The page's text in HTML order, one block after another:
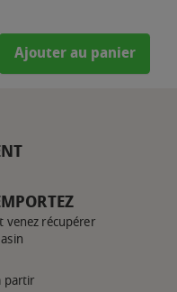
Ajouter au panier
venez récupérer
partir